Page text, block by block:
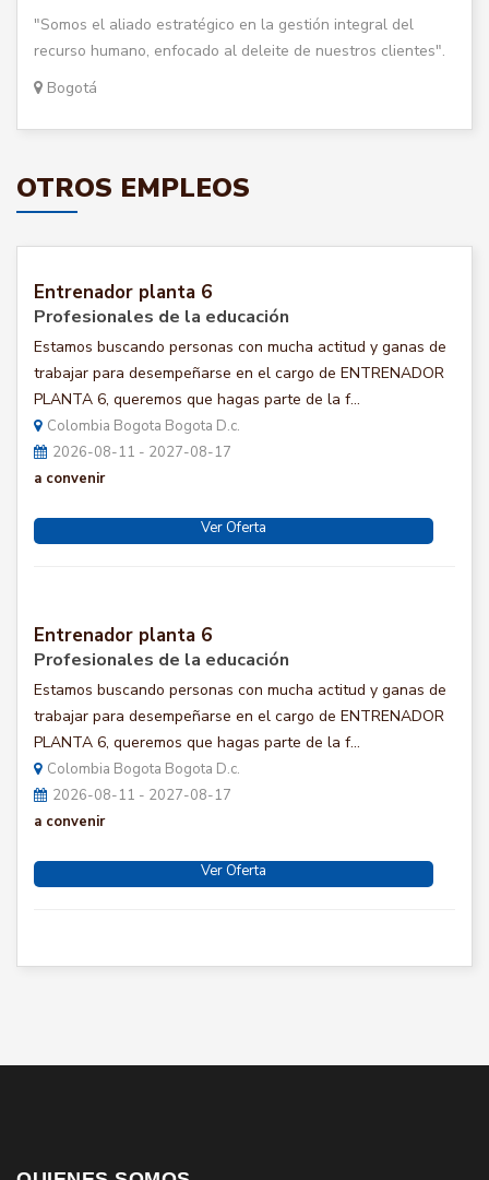
"Somos el aliado estratégico en la gestión integral del
recurso humano, enfocado al deleite de nuestros clientes".
Bogotá
OTROS EMPLEOS
Entrenador planta 6
Profesionales de la educación
Estamos buscando personas con mucha actitud y ganas de
trabajar para desempeñarse en el cargo de ENTRENADOR
PLANTA 6, queremos que hagas parte de la f...
Colombia Bogota Bogota D.c.
2026-08-11 - 2027-08-17
a convenir
Ver Oferta
Entrenador planta 6
Profesionales de la educación
Estamos buscando personas con mucha actitud y ganas de
trabajar para desempeñarse en el cargo de ENTRENADOR
PLANTA 6, queremos que hagas parte de la f...
Colombia Bogota Bogota D.c.
2026-08-11 - 2027-08-17
a convenir
Ver Oferta